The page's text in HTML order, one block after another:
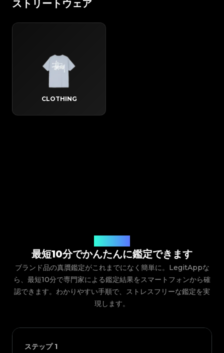
ストリートウェア
CLOTHING
最短10分でかんたんに鑑定できます
ブランド品の真贋鑑定がこれまでになく簡単に。LegitAppな
ら、最短10分で専門家による鑑定結果をスマートフォンから確
認できます。わかりやすい手順で、ストレスフリーな鑑定を実
現します。
ステップ 1